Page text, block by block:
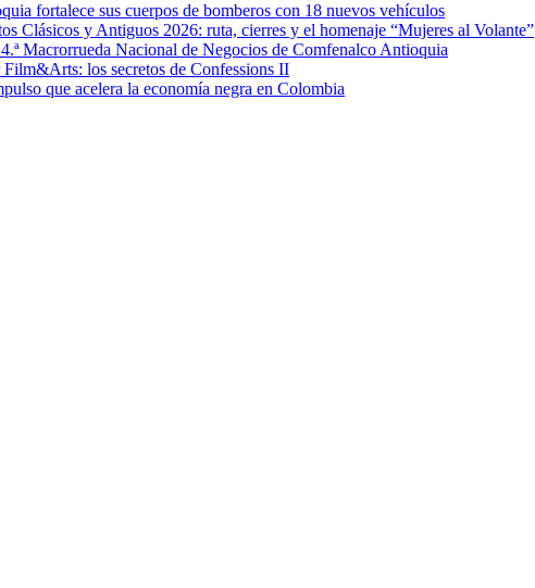
fortalece sus cuerpos de bomberos con 18 nuevos vehículos
Clásicos y Antiguos 2026: ruta, cierres y el homenaje “Mujeres al Volante”
Macrorrueda Nacional de Negocios de Comfenalco Antioquia
los secretos de Confessions II
que acelera la economía negra en Colombia